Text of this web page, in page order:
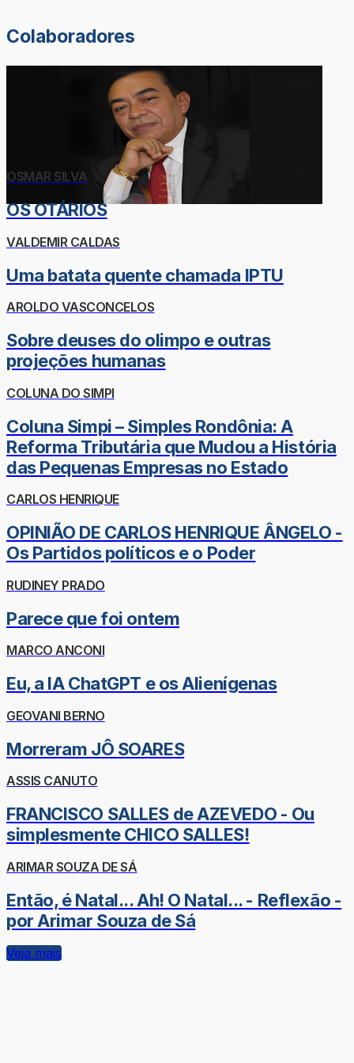
Colaboradores
OSMAR SILVA
OS OTÁRIOS
VALDEMIR CALDAS
Uma batata quente chamada IPTU
AROLDO VASCONCELOS
Sobre deuses do olimpo e outras
projeções humanas
COLUNA DO SIMPI
Coluna Simpi – Simples Rondônia: A
Reforma Tributária que Mudou a História
das Pequenas Empresas no Estado
CARLOS HENRIQUE
OPINIÃO DE CARLOS HENRIQUE ÂNGELO -
Os Partidos políticos e o Poder
RUDINEY PRADO
Parece que foi ontem
MARCO ANCONI
Eu, a IA ChatGPT e os Alienígenas
GEOVANI BERNO
Morreram JÔ SOARES
ASSIS CANUTO
FRANCISCO SALLES de AZEVEDO - Ou
simplesmente CHICO SALLES!
ARIMAR SOUZA DE SÁ
Então, é Natal... Ah! O Natal... - Reflexão -
por Arimar Souza de Sá
Veja mais